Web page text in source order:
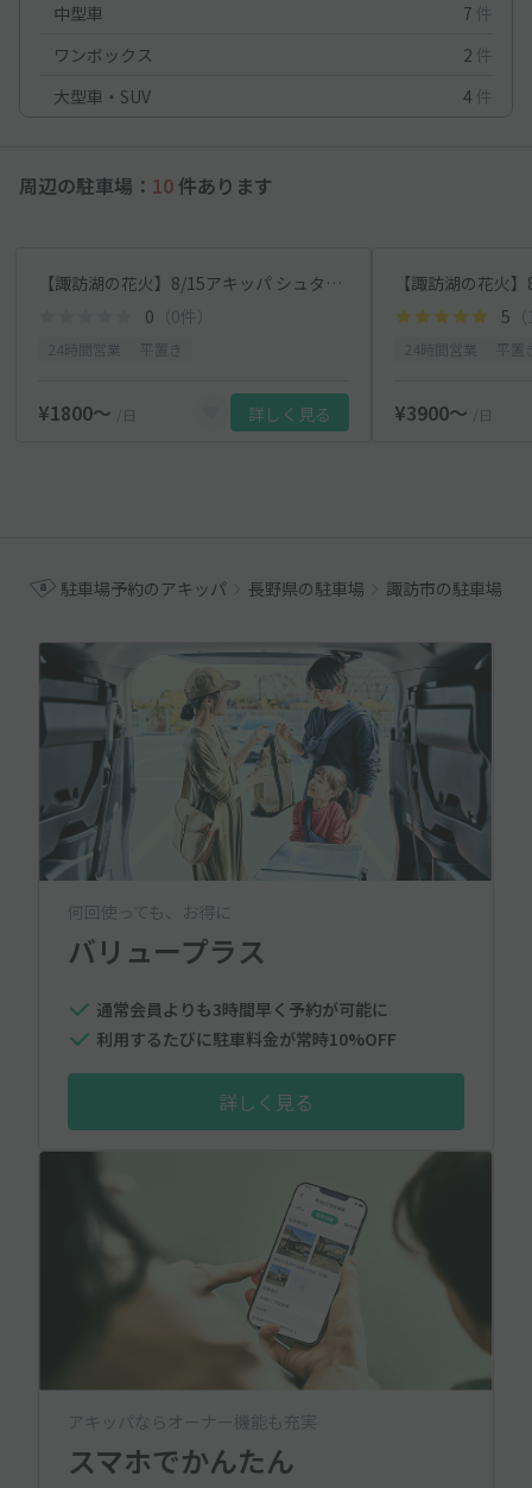
中型車
7 件
ワンボックス
2 件
大型車・SUV
4 件
周辺の駐車場： 10 件あります
【諏訪湖の花火】8/15アキッパ シュタール第三工場臨時駐車場
0 （0件）
¥1800〜 /日 詳しく見る
5
¥3900〜 /日
駐車場予約のアキッパ 長野県の駐車場 諏訪市の駐車場
何回使っても、お得に
バリュープラス
通常会員よりも3時間早く予約が可能に
利用するたびに駐車料金が常時10%OFF
詳しく見る
アキッパならオーナー機能も充実
スマホでかんたん